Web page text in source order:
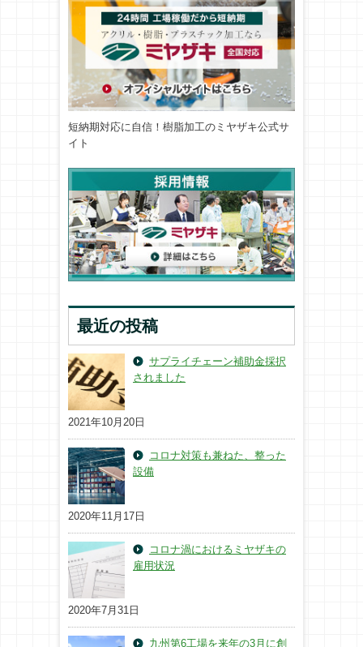
短納期対応に自信！樹脂加工のミヤザキ公式サ
イト
最近の投稿
サプライチェーン補助金採択
されました
2021年10月20日
コロナ対策も兼ねた、整った
設備
2020年11月17日
コロナ渦におけるミヤザキの
雇用状況
2020年7月31日
九州第6工場を来年の3月に創